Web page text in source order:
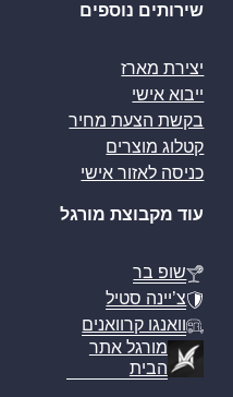
שירותים נוספים
יצירת מארז
ייבוא אישי
בקשת הצעת מחיר
קטלוג מוצרים
כניסה לאזור אישי
עוד מקבוצת מורגל
שופ בר
צ’יינה סטיל
וואנגו קרוואנים
מורגל אתר
הבית